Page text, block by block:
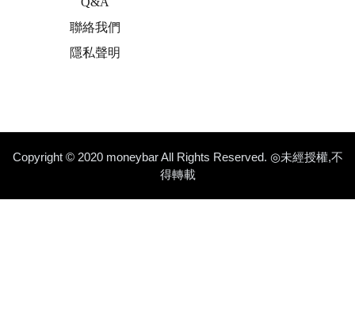
聯絡我們
隱私聲明
Copyright © 2020 moneybar All Rights Reserved. ◎未經授權,不
得轉載